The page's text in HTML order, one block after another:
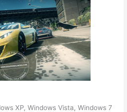
XP, Windows Vista, Windows 7